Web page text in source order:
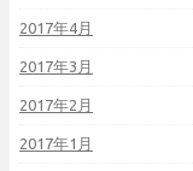
2017年4月
2017年3月
2017年2月
2017年1月